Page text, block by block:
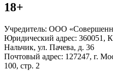
18+
Учредитель: ООО
Юридический адрес: 360051,
Нальчик, ул. Пачева, д. 36
Почтовый адрес: 127247, г.
100, стр. 2